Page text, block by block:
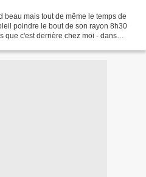
beau mais tout de même le temps de
poindre le bout de son rayon 8h30
que c'est derrière chez moi - dans